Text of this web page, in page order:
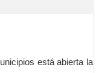
está abierta la